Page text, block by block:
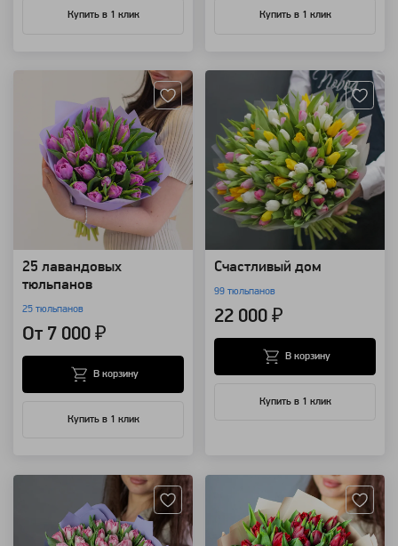
Купить в 1 клик Купить в 1 клик
25 лавандовых
тюльпанов
25 тюльпанов
От 7 000 ₽
Купить в 1 клик
В корзину
Счастливый дом
99 тюльпанов
22 000 ₽
Купить в 1 клик
В корзину